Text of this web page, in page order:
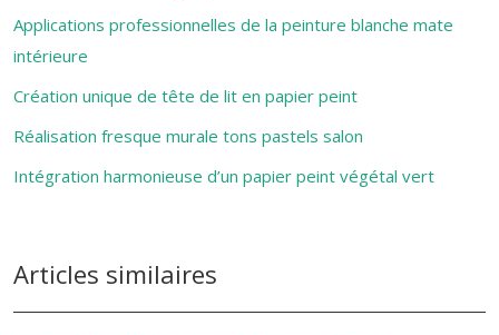
Applications professionnelles de la peinture blanche mate
intérieure
Création unique de tête de lit en papier peint
Réalisation fresque murale tons pastels salon
Intégration harmonieuse d’un papier peint végétal vert
Articles similaires